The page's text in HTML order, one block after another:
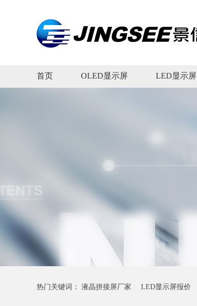
首页 OLED显示屏 LED显示屏
热门关键词： 液晶拼接屏厂家 LED显示屏报价